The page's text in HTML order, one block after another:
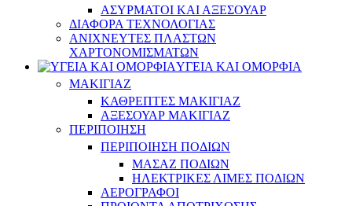
ΑΣΥΡΜΑΤΟΙ ΚΑΙ ΑΞΕΣΟΥΑΡ
ΔΙΑΦΟΡΑ ΤΕΧΝΟΛΟΓΙΑΣ
ΑΝΙΧΝΕΥΤΕΣ ΠΛΑΣΤΩΝ
ΧΑΡΤΟΝΟΜΙΣΜΑΤΩΝ
ΥΓΕΙΑ ΚΑΙ ΟΜΟΡΦΙΑ
ΜΑΚΙΓΙΑΖ
ΚΑΘΡΕΠΤΕΣ ΜΑΚΙΓΙΑΖ
ΑΞΕΣΟΥΑΡ ΜΑΚΙΓΙΑΖ
ΠΕΡΙΠΟΙΗΣΗ
ΠΕΡΙΠΟΙΗΣΗ ΠΟΔΙΩΝ
ΜΑΣΑΖ ΠΟΔΙΩΝ
ΗΛΕΚΤΡΙΚΕΣ ΛΙΜΕΣ ΠΟΔΙΩΝ
ΑΕΡΟΓΡΑΦΟΙ